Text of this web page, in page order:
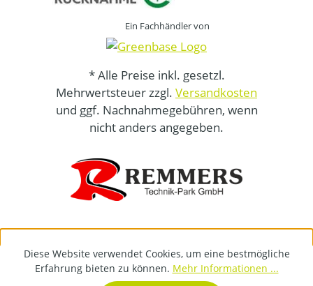
Ein Fachhändler von
* Alle Preise inkl. gesetzl.
Mehrwertsteuer zzgl. Versandkosten
und ggf. Nachnahmegebühren, wenn
nicht anders angegeben.
Diese Website verwendet Cookies, um eine bestmögliche
Erfahrung bieten zu können. Mehr Informationen ...